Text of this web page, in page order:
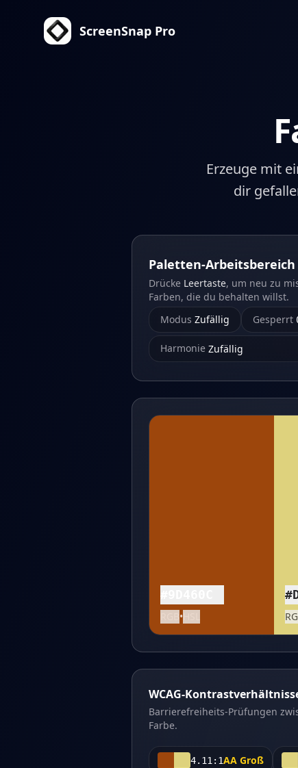
ScreenSnap Pro
Erzeuge mit
dir
Paletten-Arbeitsbereich
Drücke Leertaste, um neu zu
Farben, die du behalten willst.
Modus Zufällig Gesperrt
Harmonie
•
WCAG-
Barrierefreiheits-Prüfungen
Farbe.
4.11 :1AA Groß